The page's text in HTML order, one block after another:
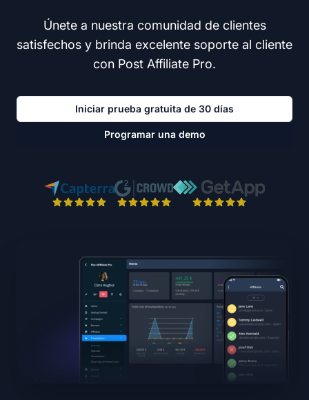
Únete a nuestra comunidad de clientes
satisfechos y brinda excelente soporte al cliente
con Post Affiliate Pro.
Iniciar prueba gratuita de 30 días
Programar una demo